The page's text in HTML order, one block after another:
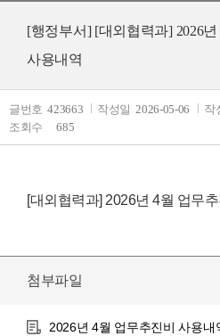
[행정부서] [대외협력과] 2026년
사용내역
글번호 423663 작성일 2026-05-06 작
조회수
685
[대외협력과] 2026년 4월 업무
첨부파일
2026년 4월 업무추진비 사용내